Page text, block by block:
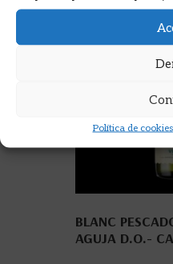
Política de cookies
BLANC
AGUJA D.O.-